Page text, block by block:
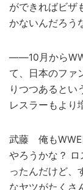
ができればビザ
かないんだろう
――10月から
て、日本のファ
りつつあるとい
レスラーもより
武藤 俺もWWE
やろうかな？
ったんだけど、
なヤツがたくさ